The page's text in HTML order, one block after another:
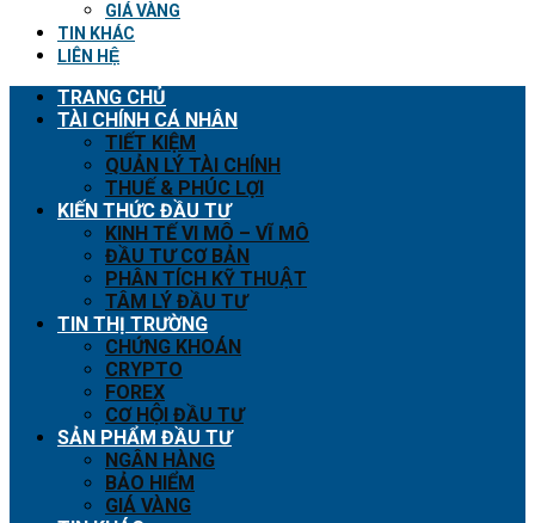
GIÁ VÀNG
TIN KHÁC
LIÊN HỆ
TRANG CHỦ
TÀI CHÍNH CÁ NHÂN
TIẾT KIỆM
QUẢN LÝ TÀI CHÍNH
THUẾ & PHÚC LỢI
KIẾN THỨC ĐẦU TƯ
KINH TẾ VI MÔ – VĨ MÔ
ĐẦU TƯ CƠ BẢN
PHÂN TÍCH KỸ THUẬT
TÂM LÝ ĐẦU TƯ
TIN THỊ TRƯỜNG
CHỨNG KHOÁN
CRYPTO
FOREX
CƠ HỘI ĐẦU TƯ
SẢN PHẨM ĐẦU TƯ
NGÂN HÀNG
BẢO HIỂM
GIÁ VÀNG